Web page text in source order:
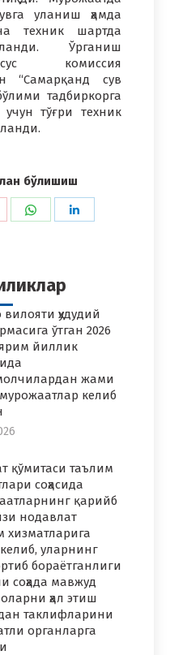
уланиш ҳамда
техник шартда
Ўрганиш
комиссия
“Самарқанд сув
тадбиркорга
тўғри техник
бўлишиш
Share
Share
вилояти ҳудудий
ўтган 2026
йиллик
жами
келиб
қўмитаси таълим
соҳасида
қарийб
нодавлат
хизматларига
уларнинг
бораётганлиги
соҳада мавжуд
ҳал этиш
таклифларини
органларга